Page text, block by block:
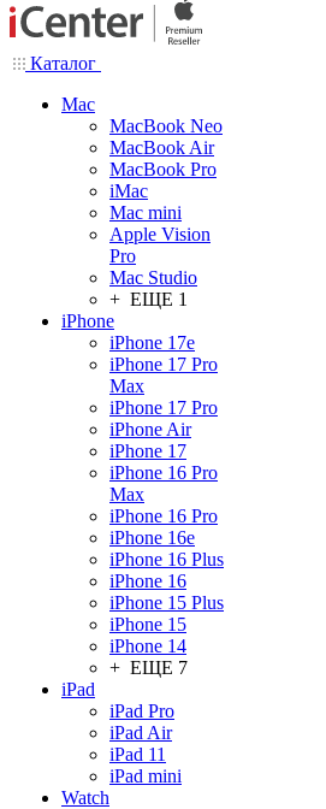
Каталог
Mac
MacBook Neo
MacBook Air
MacBook Pro
iMac
Mac mini
Apple Vision
Pro
Mac Studio
+ ЕЩЕ 1
iPhone
iPhone 17e
iPhone 17 Pro
Max
iPhone 17 Pro
iPhone Air
iPhone 17
iPhone 16 Pro
Max
iPhone 16 Pro
iPhone 16e
iPhone 16 Plus
iPhone 16
iPhone 15 Plus
iPhone 15
iPhone 14
+ ЕЩЕ 7
iPad
iPad Pro
iPad Air
iPad 11
iPad mini
Watch